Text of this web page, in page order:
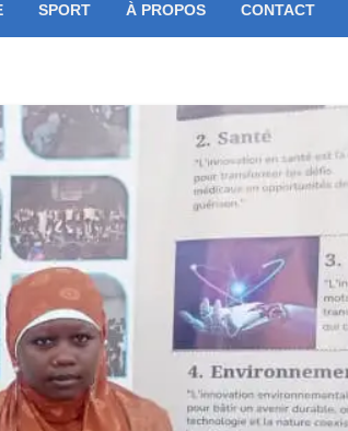
SPORT À PROPOS CONTACT